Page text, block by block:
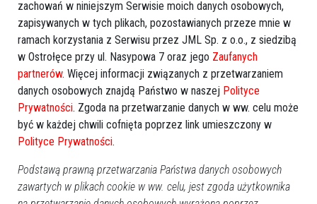
zachowań w niniejszym Serwisie moich danych osobowych,
zapisywanych w tych plikach, pozostawianych przeze mnie w
ramach korzystania z Serwisu przez JML Sp. z o.o., z siedzibą
w Ostrołęce przy ul. Nasypowa 7 oraz jego Zaufanych
partnerów. Więcej informacji związanych z przetwarzaniem
danych osobowych znajdą Państwo w naszej Polityce
Prywatności. Zgoda na przetwarzanie danych w ww. celu może
być w każdej chwili cofnięta poprzez link umieszczony w
Polityce Prywatności.
Podstawą prawną przetwarzania Państwa danych osobowych
zawartych w plikach cookie w ww. celu, jest zgoda użytkownika